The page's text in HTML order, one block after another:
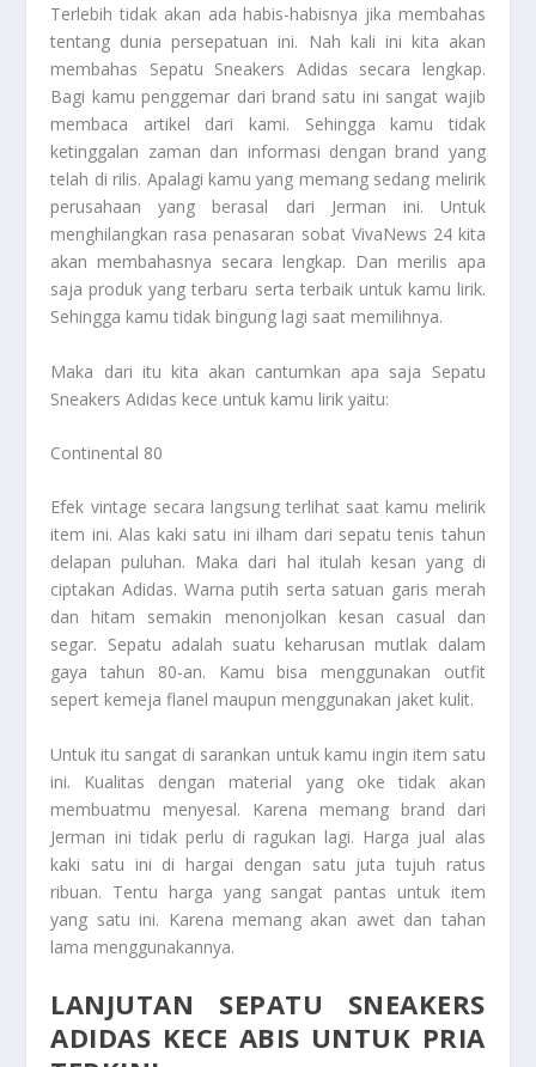
Terlebih tidak akan ada habis-habisnya jika membahas
tentang dunia persepatuan ini. Nah kali ini kita akan
membahas Sepatu Sneakers Adidas secara lengkap.
Bagi kamu penggemar dari brand satu ini sangat wajib
membaca artikel dari kami. Sehingga kamu tidak
ketinggalan zaman dan informasi dengan brand yang
telah di rilis. Apalagi kamu yang memang sedang melirik
perusahaan yang berasal dari Jerman ini. Untuk
menghilangkan rasa penasaran sobat VivaNews 24 kita
akan membahasnya secara lengkap. Dan merilis apa
saja produk yang terbaru serta terbaik untuk kamu lirik.
Sehingga kamu tidak bingung lagi saat memilihnya.
Maka dari itu kita akan cantumkan apa saja Sepatu
Sneakers Adidas kece untuk kamu lirik yaitu:
Continental 80
Efek vintage secara langsung terlihat saat kamu melirik
item ini. Alas kaki satu ini ilham dari sepatu tenis tahun
delapan puluhan. Maka dari hal itulah kesan yang di
ciptakan Adidas. Warna putih serta satuan garis merah
dan hitam semakin menonjolkan kesan casual dan
segar. Sepatu adalah suatu keharusan mutlak dalam
gaya tahun 80-an. Kamu bisa menggunakan outfit
sepert kemeja flanel maupun menggunakan jaket kulit.
Untuk itu sangat di sarankan untuk kamu ingin item satu
ini. Kualitas dengan material yang oke tidak akan
membuatmu menyesal. Karena memang brand dari
Jerman ini tidak perlu di ragukan lagi. Harga jual alas
kaki satu ini di hargai dengan satu juta tujuh ratus
ribuan. Tentu harga yang sangat pantas untuk item
yang satu ini. Karena memang akan awet dan tahan
lama menggunakannya.
LANJUTAN SEPATU SNEAKERS
ADIDAS KECE ABIS UNTUK PRIA